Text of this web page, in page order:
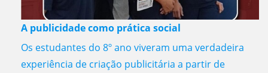
A publicidade como prática social
Os estudantes do 8º ano viveram uma verdadeira
experiência de criação publicitária a partir de